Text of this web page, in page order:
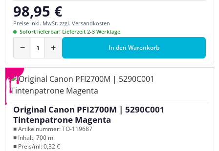
Regulärer Preis:
98,95 €
Preise inkl. MwSt. zzgl. Versandkosten
Sofort lieferbar! Lieferzeit 2-3 Werktage
− + In den Warenkorb
Original Canon PFI2700M | 5290C001
Tintenpatrone Magenta
■ Artikelnummer: TO-119687
■ Inhalt: 700 ml
■ Preis/ml: 0,32 €